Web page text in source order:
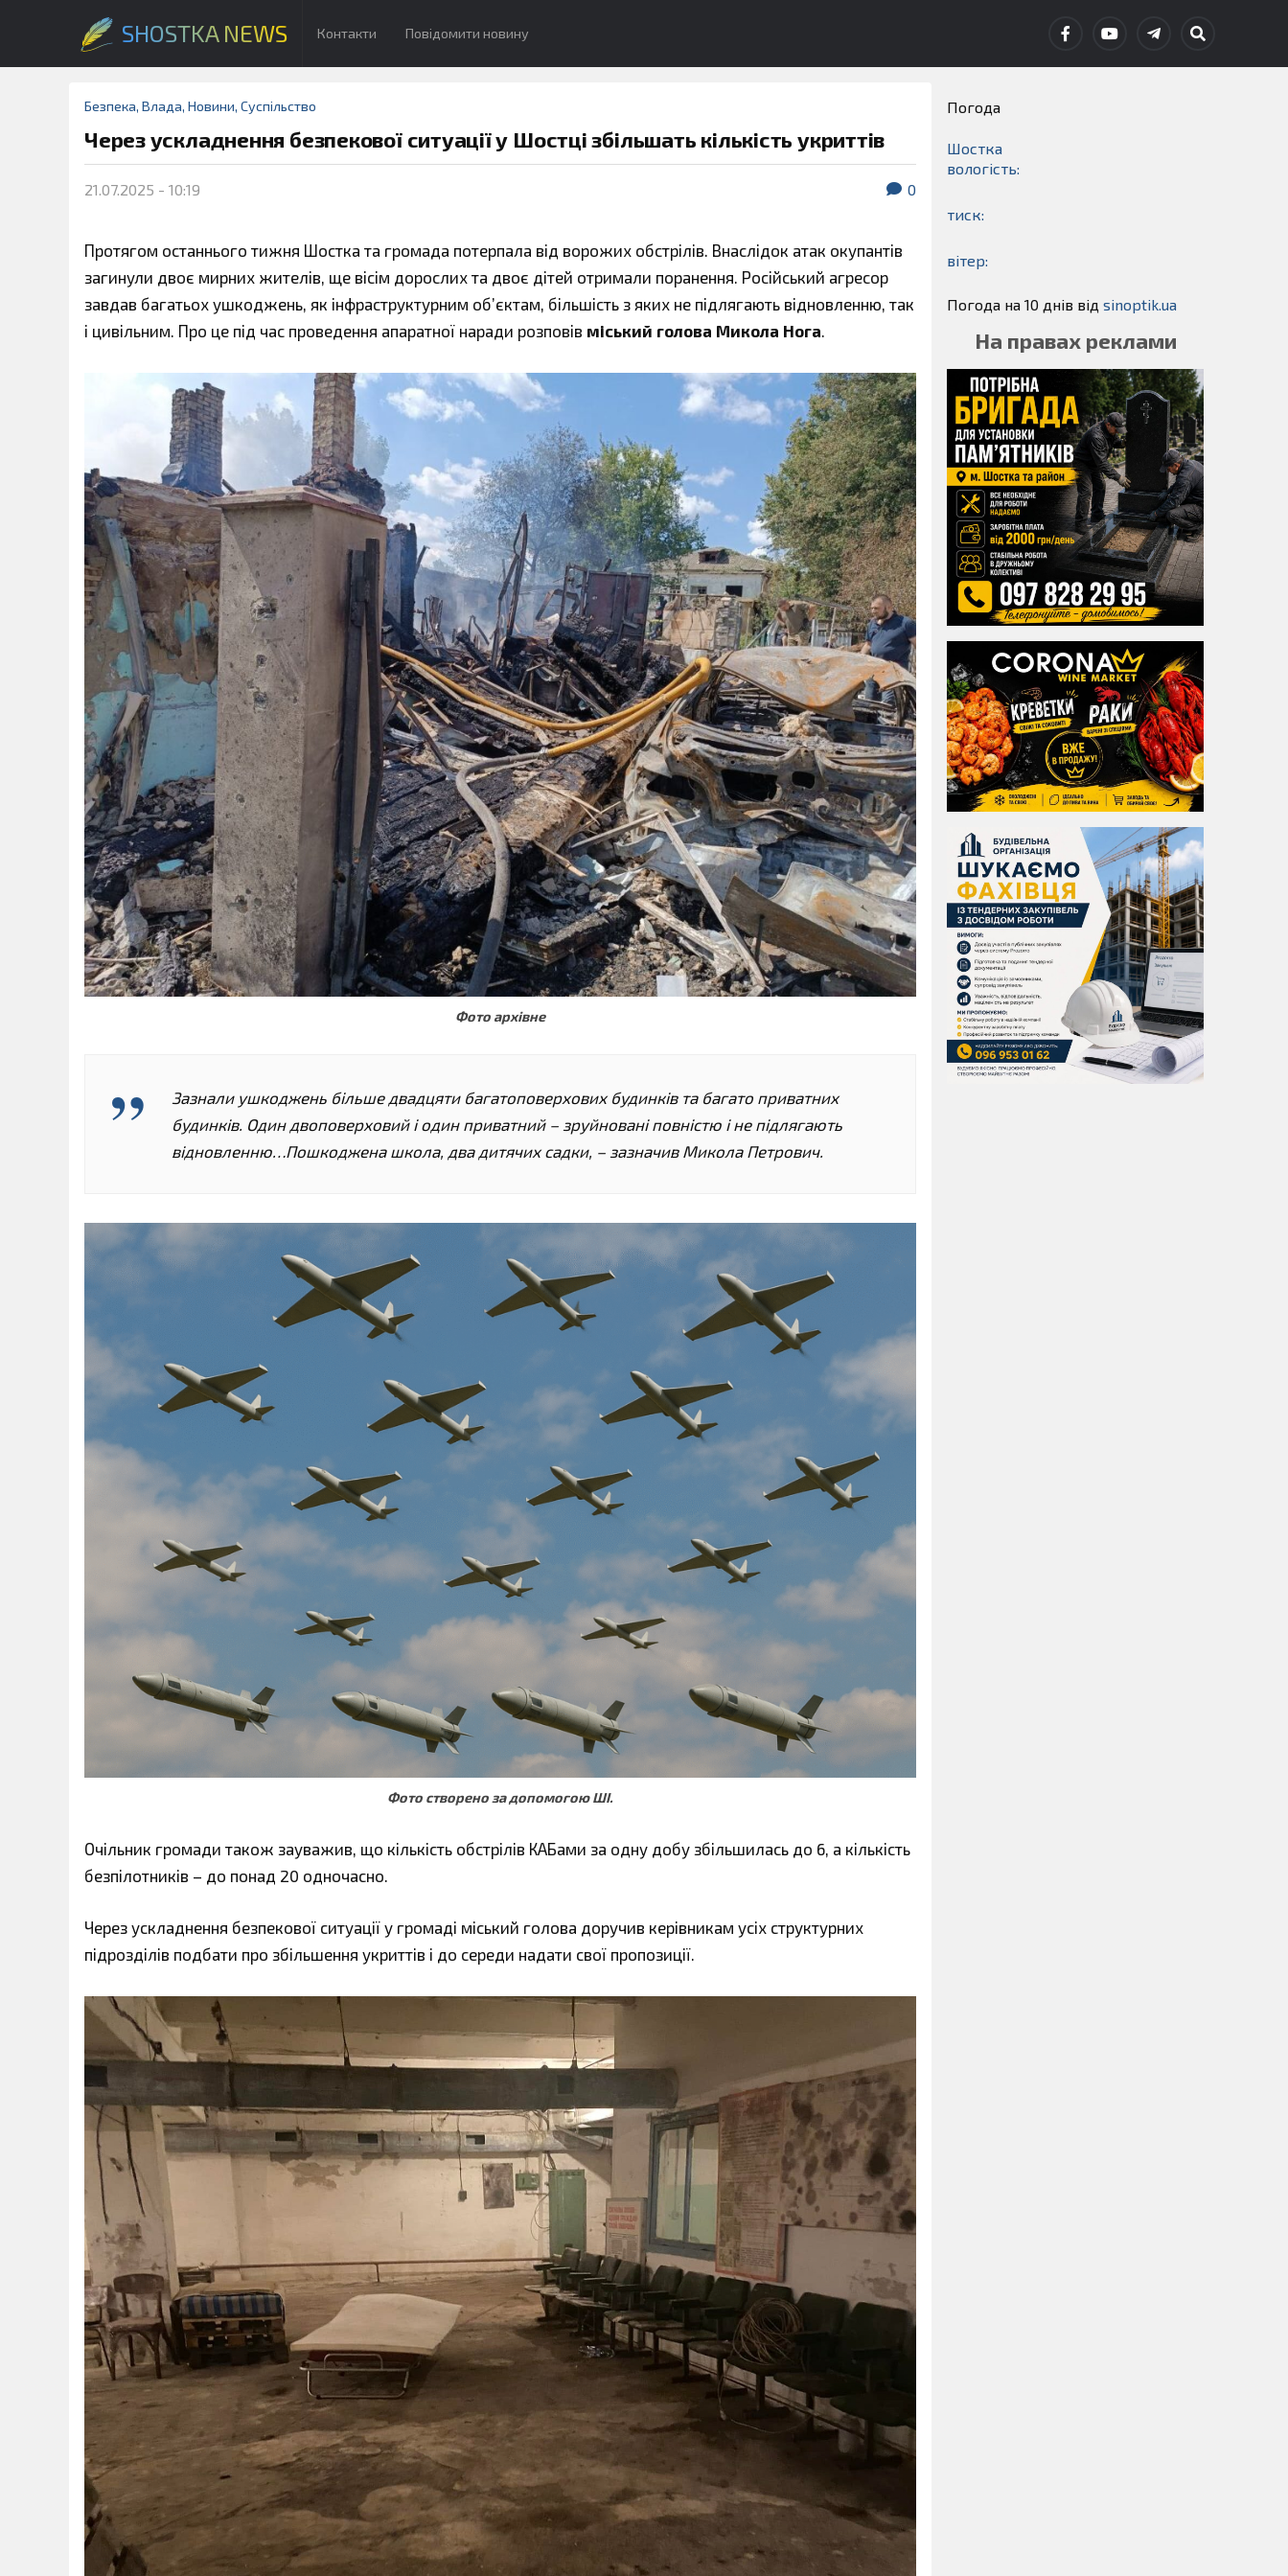
SHOSTKA NEWS Контакти Повідомити новину
Безпека, Влада, Новини, Суспільство
Через ускладнення безпекової ситуації у Шостці збільшать кількість укриттів
21.07.2025 - 10:19 0
Протягом останнього тижня Шостка та громада потерпала від ворожих обстрілів. Внаслідок атак окупантів
загинули двоє мирних жителів, ще вісім дорослих та двоє дітей отримали поранення. Російський агресор
завдав багатьох ушкоджень, як інфраструктурним об’єктам, більшість з яких не підлягають відновленню, так
і цивільним. Про це під час проведення апаратної наради розповів міський голова Микола Нога.
Фото архівне
Зазнали ушкоджень більше двадцяти багатоповерхових будинків та багато приватних
будинків. Один двоповерховий і один приватний – зруйновані повністю і не підлягають
відновленню…Пошкоджена школа, два дитячих садки, – зазначив Микола Петрович.
Фото створено за допомогою ШІ.
Очільник громади також зауважив, що кількість обстрілів КАБами за одну добу збільшилась до 6, а кількість
безпілотників – до понад 20 одночасно.
Через ускладнення безпекової ситуації у громаді міський голова доручив керівникам усіх структурних
підрозділів подбати про збільшення укриттів і до середи надати свої пропозиції.
Погода
Шостка
вологість:
тиск:
вітер:
Погода на 10 днів від sinoptik.ua
На правах реклами